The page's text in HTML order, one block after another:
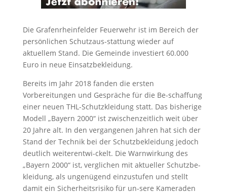
Die Grafenrheinfelder Feuerwehr ist im Bereich der
persönlichen Schutzaus-stattung wieder auf
aktuellem Stand. Die Gemeinde investiert 60.000
Euro in neue Einsatzbekleidung.
Bereits im Jahr 2018 fanden die ersten
Vorbereitungen und Gespräche für die Be-schaffung
einer neuen THL-Schutzkleidung statt. Das bisherige
Modell „Bayern 2000“ ist zwischenzeitlich weit über
20 Jahre alt. In den vergangenen Jahren hat sich der
Stand der Technik bei der Schutzbekleidung jedoch
deutlich weiterentwi-ckelt. Die Warnwirkung des
„Bayern 2000“ ist, verglichen mit aktueller Schutzbe-
kleidung, als ungenügend einzustufen und stellt
damit ein Sicherheitsrisiko für un-sere Kameraden